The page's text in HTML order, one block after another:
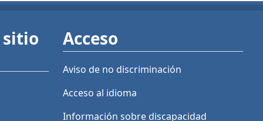
Acceso
Aviso de no discriminación
Acceso al idioma
Información sobre discapacidad